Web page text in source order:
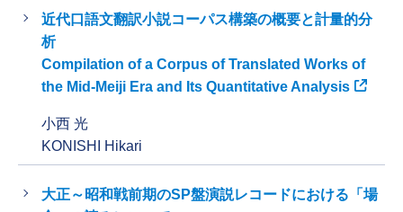
近代口語文翻訳小説コーパス構築の概要と計量的分
析
Compilation of a Corpus of Translated Works of
the Mid-Meiji Era and Its Quantitative Analysis
小西 光
KONISHI Hikari
大正～昭和戦前期のSP盤演説レコードにおける「場